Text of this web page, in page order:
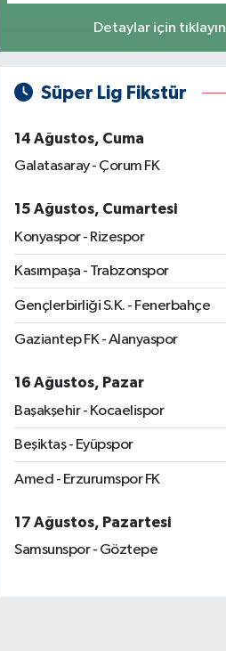
Detaylar için tıklayın
Süper Lig Fikstür
14 Ağustos, Cuma
Galatasaray - Çorum FK
15 Ağustos, Cumartesi
Konyaspor - Rizespor
Kasımpaşa - Trabzonspor
Gençlerbirliği S.K. - Fenerbahçe
Gaziantep FK - Alanyaspor
16 Ağustos, Pazar
Başakşehir - Kocaelispor
Beşiktaş - Eyüpspor
Amed - Erzurumspor FK
17 Ağustos, Pazartesi
Samsunspor - Göztepe